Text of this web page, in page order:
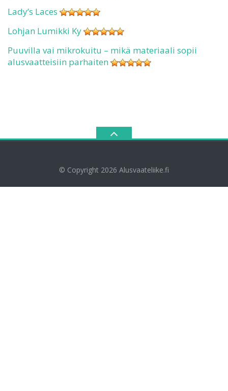
Lady’s Laces
Lohjan Lumikki Ky
Puuvilla vai mikrokuitu – mikä materiaali sopii
alusvaatteisiin parhaiten
© Copyright 2026 Alusvaateliike.fi